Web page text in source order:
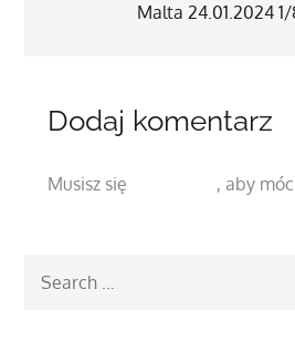
Malta 24.01.2024
Dodaj komentarz
Musisz się , aby